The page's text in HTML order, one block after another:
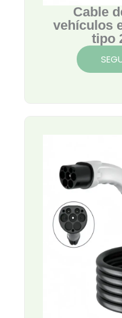
Cable
vehículos
tipo